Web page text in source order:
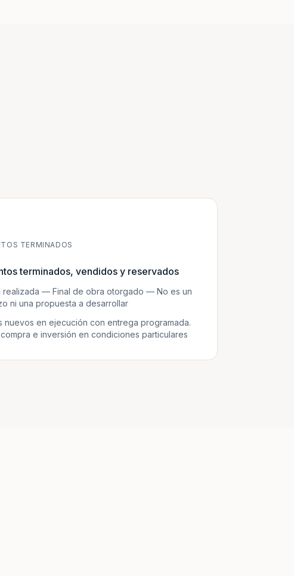
TERMINADOS
terminados, vendidos y reservados
realizada — Final de obra otorgado — No es un
ni una propuesta a desarrollar
nuevos en ejecución con entrega programada.
e inversión en condiciones particulares